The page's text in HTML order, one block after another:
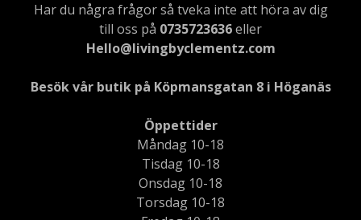
Har du några frågor så tveka inte att höra av dig
till oss på 0735723636eller
Hello@livingbyclementz.com
Besök vår butik på Köpmansgatan 8 i Höganäs
Öppettider
Måndag 10-18
Tisdag 10-18
Onsdag 10-18
Torsdag 10-18